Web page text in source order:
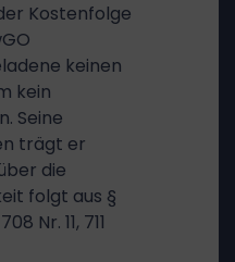
Kostenfolge
keinen
kein
Seine
trägt er
die
folgt aus §
Nr. 11, 711